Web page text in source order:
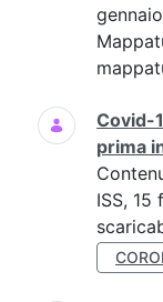
Covid-
prima
ISS, 15